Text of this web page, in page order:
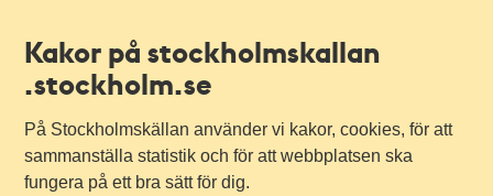
Kakor på stockholmskallan
.stockholm.se
På Stockholmskällan använder vi kakor, cookies, för att
sammanställa statistik och för att webbplatsen ska
fungera på ett bra sätt för dig.